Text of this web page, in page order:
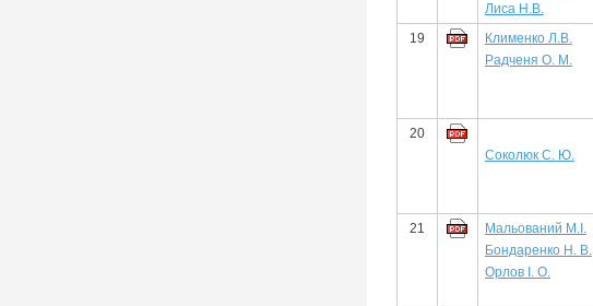
Лиса Н.В.
19
Клименко Л.В.
Радченя О. М.
20
Соколюк С. Ю.
21
Мальований М.І.
Бондаренко Н. В.
Орлов І. О.